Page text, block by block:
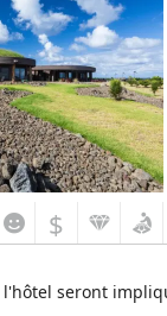
$
l'hôtel seront